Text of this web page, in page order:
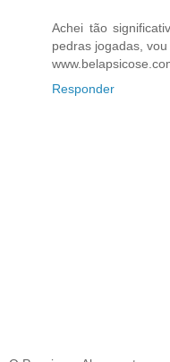
Achei tão
pedras jogadas,
Responder